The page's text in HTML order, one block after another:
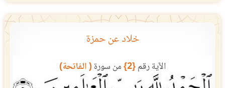
خلاد عن حمزة
الآية رقم{2} من سورة( الفاتحة)